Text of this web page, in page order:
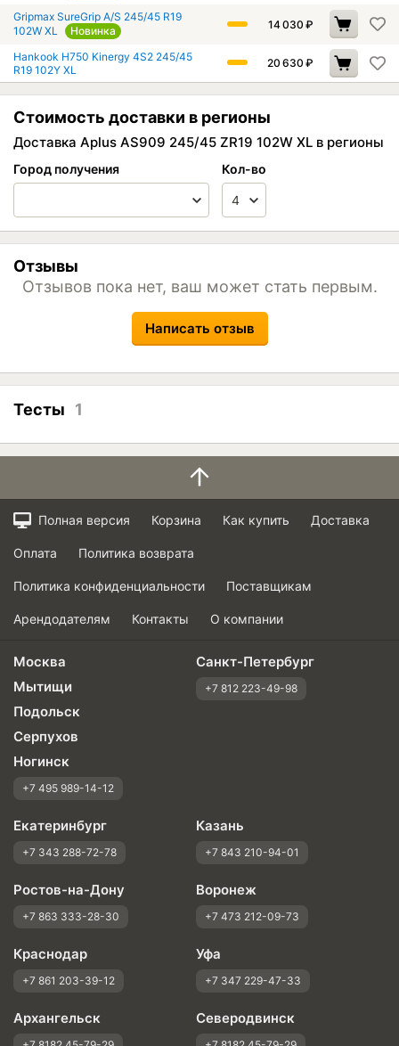
Gripmax SureGrip A/S 245/45 R19
102W XL
Новинка 14 030 ₽
Hankook H750 Kinergy 4S2 245/45
R19 102Y XL
20 630 ₽
Стоимость доставки в регионы
Доставка Aplus AS909 245/45 ZR19 102W XL в регионы
Город получения Кол-во
Отзывы
Отзывов пока нет, ваш может стать первым.
Написать отзыв
Тесты 1
Полная версия Корзина Как купить Доставка
Оплата Политика возврата
Политика конфиденциальности Поставщикам
Арендодателям Контакты О компании
Москва
Мытищи
Подольск
Серпухов
Ногинск
+7 495 989-14-12
Санкт-Петербург
+7 812 223-49-98
Екатеринбург
+7 343 288-72-78
Казань
+7 843 210-94-01
Ростов-на-Дону
+7 863 333-28-30
Воронеж
+7 473 212-09-73
Краснодар
+7 861 203-39-12
Уфа
+7 347 229-47-33
Архангельск Северодвинск